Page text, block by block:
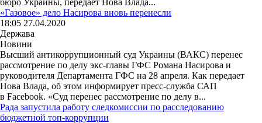
«Газовое» дело Насирова вновь перенесли
18:05 27.04.2020
Держава
Новини
Высший антикоррупционный суд Украины (ВАКС) перенес
рассмотрение по делу экс-главы ГФС Романа Насирова и
руководителя Департамента ГФС на 28 апреля. Как передает
Нова Влада, об этом информирует пресс-служба САП
в Facebook. «Суд перенес рассмотрение по делу в...
Рада запустила работу следкомиссии по расследованию
бюджетной топ-коррупции